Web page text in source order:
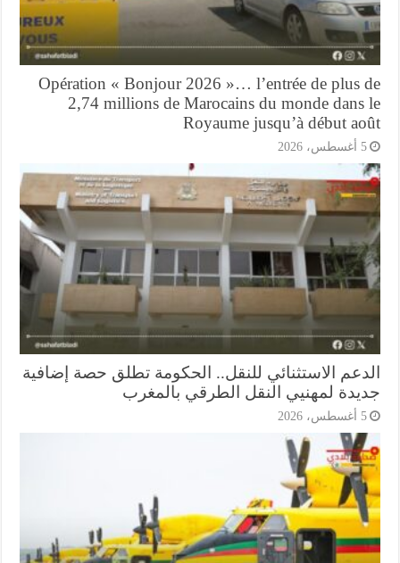
Opération « Bonjour 2026 »… l’entrée de plus
2,74 millions de Marocains du monde
Royaume jusqu’à début
الاستثنائي للنقل.. الحكومة تطلق حصة إضافية
لمهنيي النقل الطرقي بالمغرب